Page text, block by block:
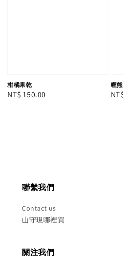
柑橘果乾
Regular
NT$ 150.00
喔
聯繫我們
Contact us
山守現哪裡買
關注我們